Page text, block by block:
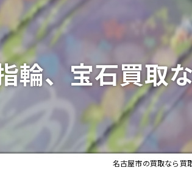
輪、宝石買取
名古屋市の買取なら買